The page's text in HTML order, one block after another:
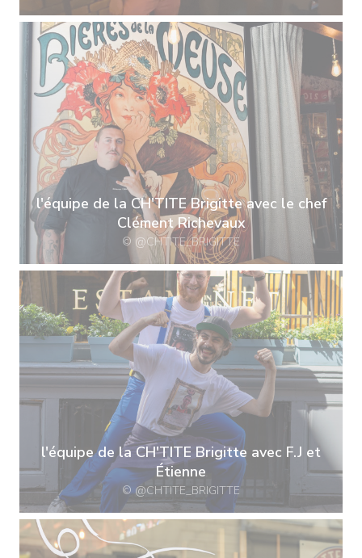
l'équipe de la CH'TITE Brigitte avec le chef
Clément Richevaux
© @CHTITE_BRIGITTE
l'équipe de la CH'TITE Brigitte avec F.J et
Étienne
© @CHTITE_BRIGITTE